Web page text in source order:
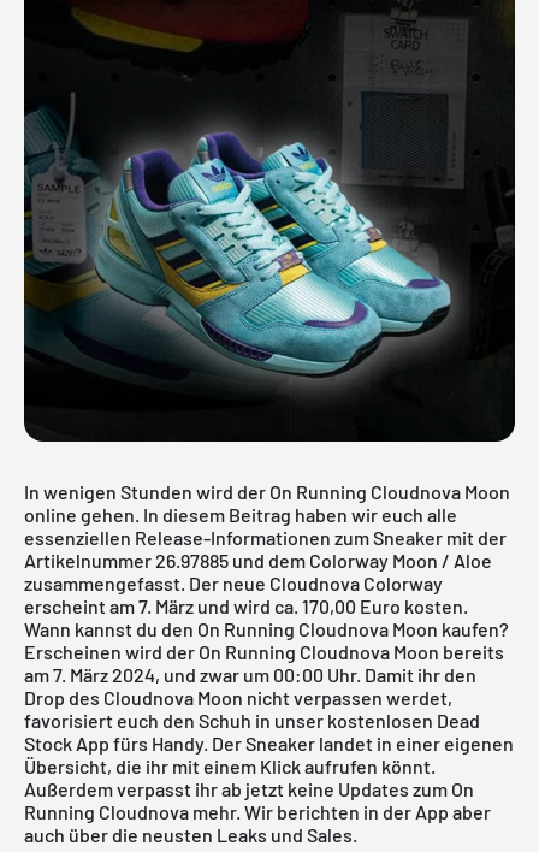
In wenigen Stunden wird der On Running Cloudnova Moon
online gehen. In diesem Beitrag haben wir euch alle
essenziellen Release-Informationen zum Sneaker mit der
Artikelnummer 26.97885 und dem Colorway Moon / Aloe
zusammengefasst. Der neue Cloudnova Colorway
erscheint am 7. März und wird ca. 170,00 Euro kosten.
Wann kannst du den On Running Cloudnova Moon kaufen?
Erscheinen wird der On Running Cloudnova Moon bereits
am 7. März 2024, und zwar um 00:00 Uhr. Damit ihr den
Drop des Cloudnova Moon nicht verpassen werdet,
favorisiert euch den Schuh in unser kostenlosen Dead
Stock App fürs Handy. Der Sneaker landet in einer eigenen
Übersicht, die ihr mit einem Klick aufrufen könnt.
Außerdem verpasst ihr ab jetzt keine Updates zum On
Running Cloudnova mehr. Wir berichten in der App aber
auch über die neusten Leaks und Sales.